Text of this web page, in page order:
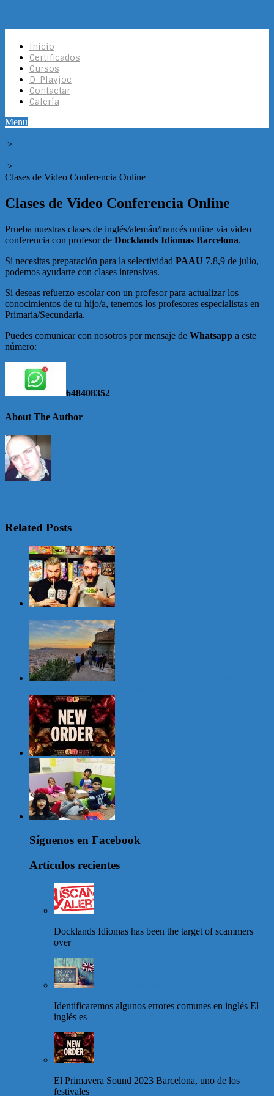
Inicio
Certificados
Cursos
D-Playjoc
Contactar
Galería
Menu
>
>
Clases de Video Conferencia Online
Clases de Video Conferencia Online
Prueba nuestras clases de inglés/alemán/francés online via video
conferencia con profesor de Docklands Idiomas Barcelona.
Si necesitas preparación para la selectividad PAAU 7,8,9 de julio,
podemos ayudarte con clases intensivas.
Si deseas refuerzo escolar con un profesor para actualizar los
conocimientos de tu hijo/a, tenemos los profesores especialistas en
Primaria/Secundaria.
Puedes comunicar con nosotros por mensaje de Whatsapp a este
número:
648408352
About The Author
Related Posts
Síguenos en Facebook
Artículos recientes
Docklands Idiomas has been the target of scammers
over
Identificaremos algunos errores comunes en inglés El
inglés es
El Primavera Sound 2023 Barcelona, uno de los
festivales